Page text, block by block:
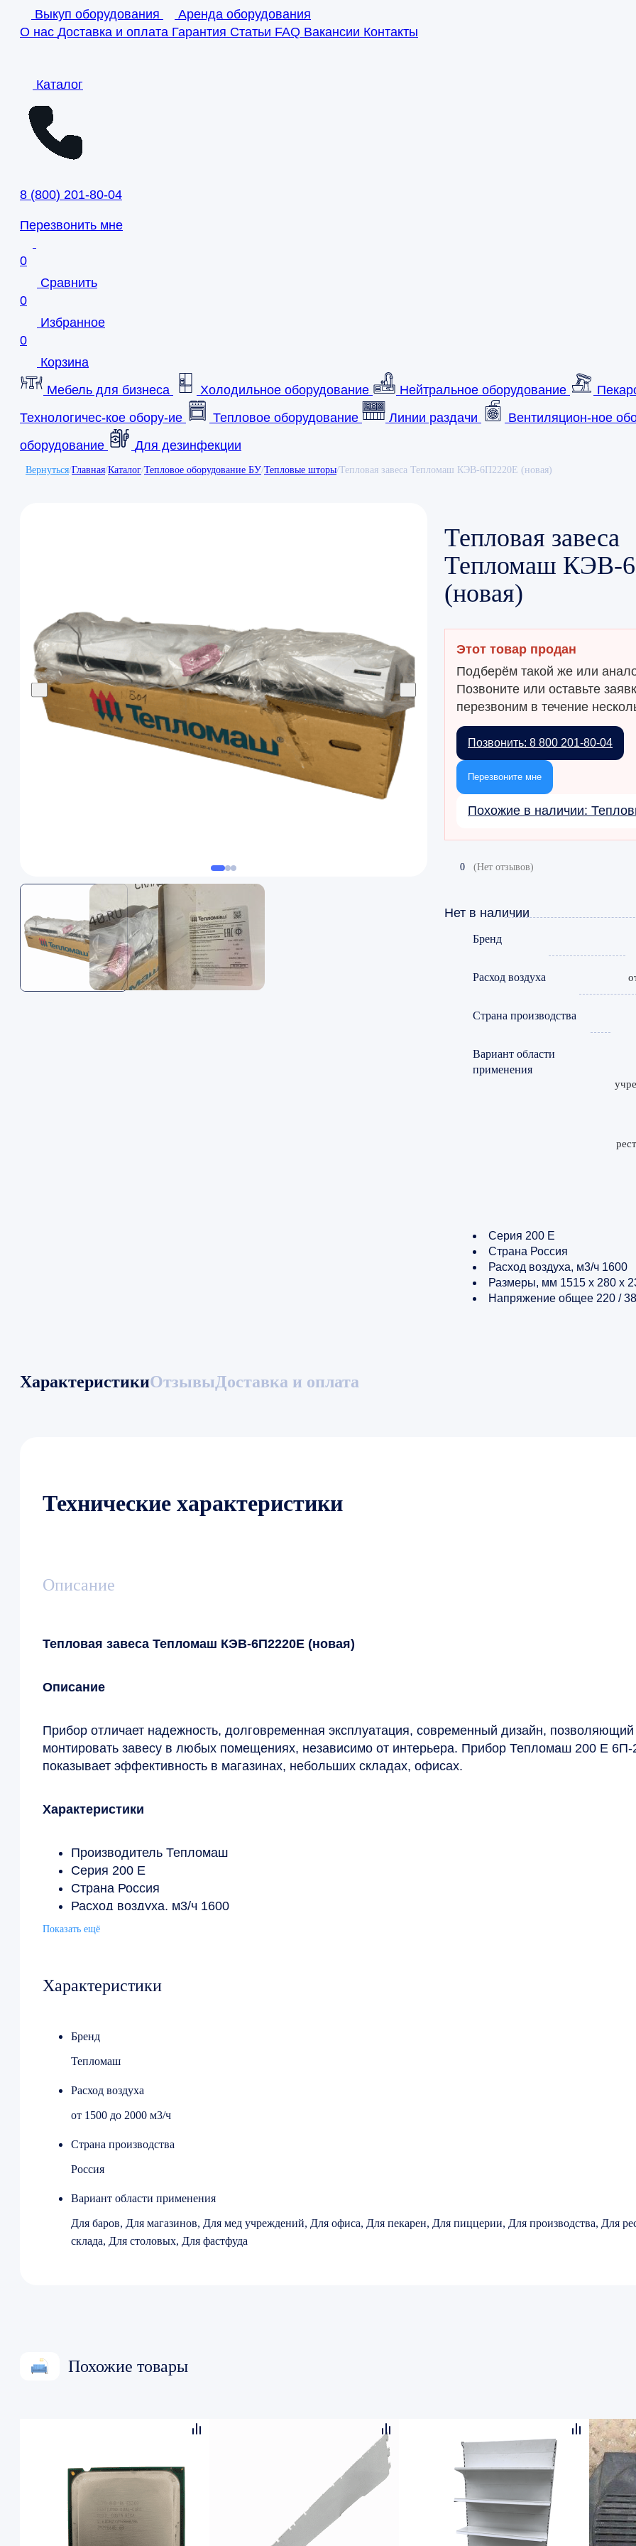
Выкуп оборудования
Аренда оборудования
О нас Доставка и оплата Гарантия Статьи FAQ Вакансии Контакты
Каталог
8 (800) 201-80-04
Перезвонить мне
0
Сравнить
0
Избранное
0
Корзина
Мебель для бизнеса
Холодильное оборудование Нейтральное оборудование
Технологичес-кое обору-ие
Тепловое оборудование Линии раздачи Вентиляцион-ное
оборудование
Для дезинфекции
Вернуться/Главная/Каталог/Тепловое оборудование БУ/Тепловые шторы/Тепловая завеса Тепломаш КЭВ-6П2220Е (новая)
Тепловая завеса
Тепломаш КЭВ-
(новая)
Этот товар продан
Подберём такой же или
Позвоните или оставьте
перезвоним в течение
Позвонить: 8 800 201-80-04
Перезвоните мне
Похожие в наличии:
0 (Нет отзывов)
Нет в наличии
Бренд
Расход воздуха
Страна производства
Вариант области
применения
Серия 200 Е
Страна Россия
Расход воздуха, м3/ч 1600
Размеры, мм 1515 x 280 x
Напряжение общее 220 /
ХарактеристикиОтзывыДоставка и оплата
Технические характеристики
Описание
Тепловая завеса Тепломаш КЭВ-6П2220Е (новая)
Описание
Прибор отличает надежность, долговременная эксплуатация, современный дизайн, позволяющий
монтировать завесу в любых помещениях, независимо от интерьера. Прибор Тепломаш 200 Е
показывает эффективность в магазинах, небольших складах, офисах.
Характеристики
Производитель Тепломаш
Серия 200 Е
Страна Россия
Расход воздуха, м3/ч 1600
Размеры, мм 1515 x 280 x 230
Показать ещё
Характеристики
Бренд
Тепломаш
Расход воздуха
от 1500 до 2000 м3/ч
Страна производства
Россия
Вариант области применения
Для баров, Для магазинов, Для мед учреждений, Для офиса, Для пекарен, Для пиццерии, Для производства, Для
склада, Для столовых, Для фастфуда
Похожие товары